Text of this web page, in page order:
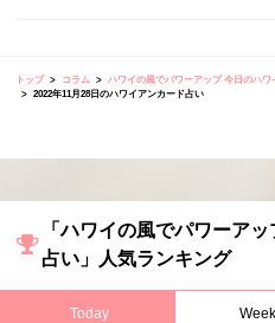
トップ コラム
ハワイの風でパワーアップ 今日のハワ
2022年11月28日のハワイアンカード占い
「ハワイの風でパワーア
占い」人気ランキング
Today